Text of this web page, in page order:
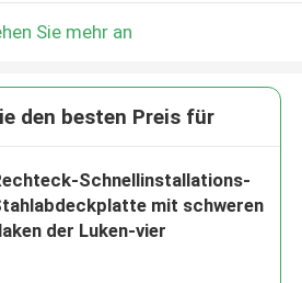
Sie mehr an
den besten Preis für
Schnellinstallations-
mit schweren
der Luken-vier